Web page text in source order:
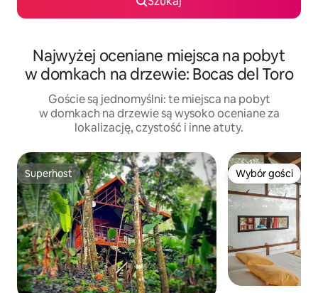
Najwyżej oceniane miejsca na pobyt
w domkach na drzewie: Bocas del Toro
Goście są jednomyślni: te miejsca na pobyt
w domkach na drzewie są wysoko oceniane za
lokalizację, czystość i inne atuty.
Superhost
Superhost Wybór gości
Wybór gości